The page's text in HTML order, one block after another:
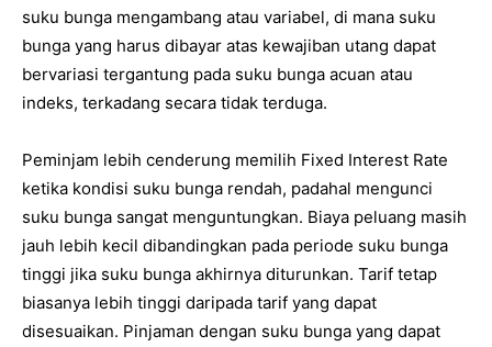
suku bunga mengambang atau variabel, di mana suku
bunga yang harus dibayar atas kewajiban utang dapat
bervariasi tergantung pada suku bunga acuan atau
indeks, terkadang secara tidak terduga.
Peminjam lebih cenderung memilih Fixed Interest Rate
ketika kondisi suku bunga rendah, padahal mengunci
suku bunga sangat menguntungkan. Biaya peluang masih
jauh lebih kecil dibandingkan pada periode suku bunga
tinggi jika suku bunga akhirnya diturunkan. Tarif tetap
biasanya lebih tinggi daripada tarif yang dapat
disesuaikan. Pinjaman dengan suku bunga yang dapat